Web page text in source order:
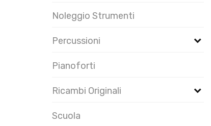
Noleggio Strumenti
Percussioni
Pianoforti
Ricambi Originali
Scuola